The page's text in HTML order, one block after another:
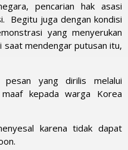
pencarian hak asasi
Begitu juga dengan kondisi
yang menyerukan
mendengar putusan itu,
yang dirilis melalui
kepada warga Korea
karena tidak dapat